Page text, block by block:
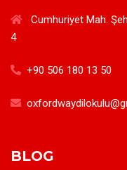
Cumhuriyet Mah.
4
+90 506 180 13 50
BLOG